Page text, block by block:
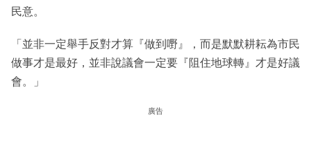
民意。
「並非一定舉手反對才算『做到嘢』，而是默默耕耘為市民
做事才是最好，並非說議會一定要『阻住地球轉』才是好議
會。」
廣告